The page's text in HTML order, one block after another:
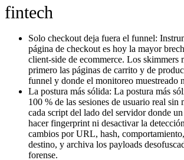
fintech
Solo checkout deja fuera el funnel:
página de checkout es hoy la mayor
client-side de ecommerce. Los skimmers
primero las páginas de carrito y de
funnel y donde el monitoreo muestreado
La postura más sólida: La postura más
100 % de las sesiones de usuario real sin
cada script del lado del servidor donde
hacer fingerprint ni desactivar la
cambios por URL, hash,
destino, y archiva los payloads
forense.